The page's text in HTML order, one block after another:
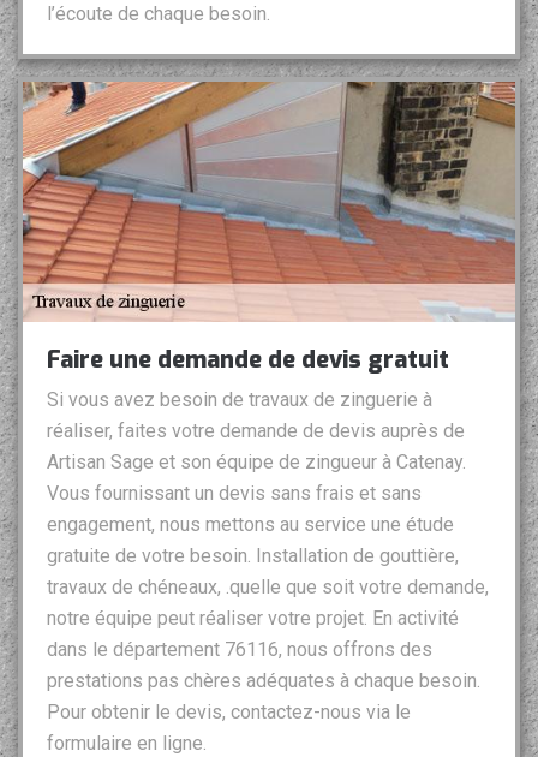
l’écoute de chaque besoin.
Faire une demande de devis gratuit
Si vous avez besoin de travaux de zinguerie à
réaliser, faites votre demande de devis auprès de
Artisan Sage et son équipe de zingueur à Catenay.
Vous fournissant un devis sans frais et sans
engagement, nous mettons au service une étude
gratuite de votre besoin. Installation de gouttière,
travaux de chéneaux, .quelle que soit votre demande,
notre équipe peut réaliser votre projet. En activité
dans le département 76116, nous offrons des
prestations pas chères adéquates à chaque besoin.
Pour obtenir le devis, contactez-nous via le
formulaire en ligne.